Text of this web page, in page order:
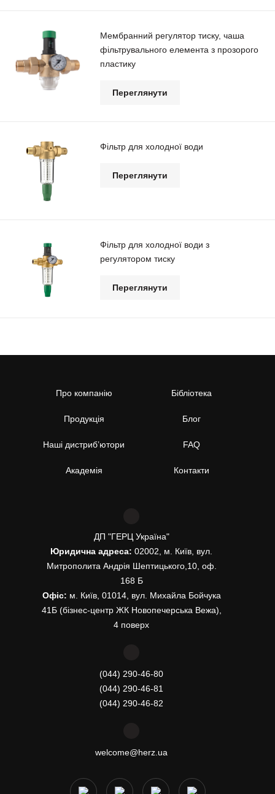
Мембранний регулятор тиску, чаша
фільтрувального елемента з прозорого
пластику
Переглянути
Фільтр для холодної води
Переглянути
Фільтр для холодної води з
регулятором тиску
Переглянути
Про компанію
Продукція
Наші дистриб’ютори
Академія
Бібліотека
Блог
FAQ
Контакти
ДП "ГЕРЦ Україна"
Юридична адреса: 02002, м. Київ, вул.
Митрополита Андрія Шептицького,10, оф.
168 Б
Офіс: м. Київ, 01014, вул. Михайла Бойчука
41Б (бізнес-центр ЖК Новопечерська Вежа),
4 поверх
(044) 290-46-80
(044) 290-46-81
(044) 290-46-82
welcome@herz.ua